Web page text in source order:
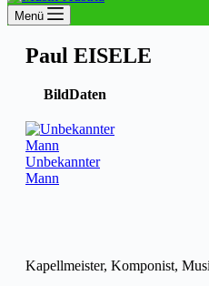
Menü
Paul EISELE
BildDaten
Unbekannter
Mann
Kapellmeister, Komponist,